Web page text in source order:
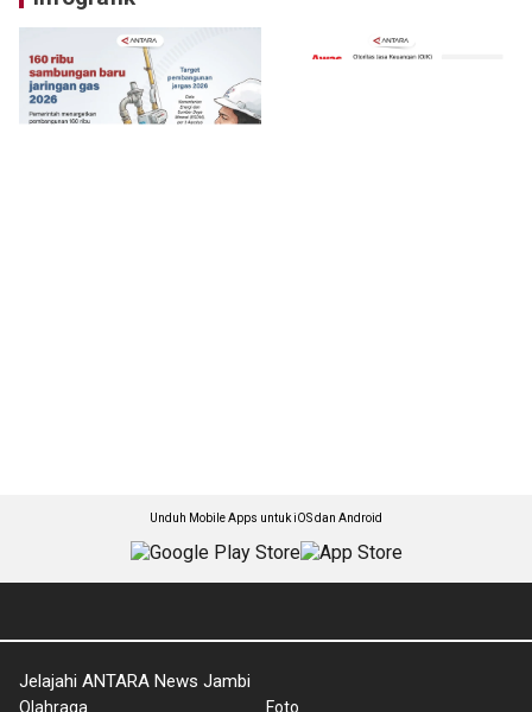
Unduh Mobile Apps untuk iOS dan Android
Jelajahi ANTARA News Jambi
Olahraga Foto